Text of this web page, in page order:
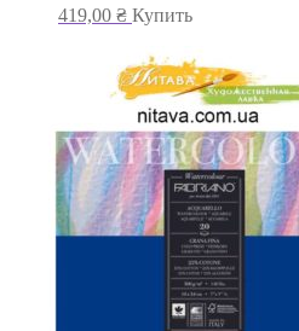
419,00 ₴ Купить